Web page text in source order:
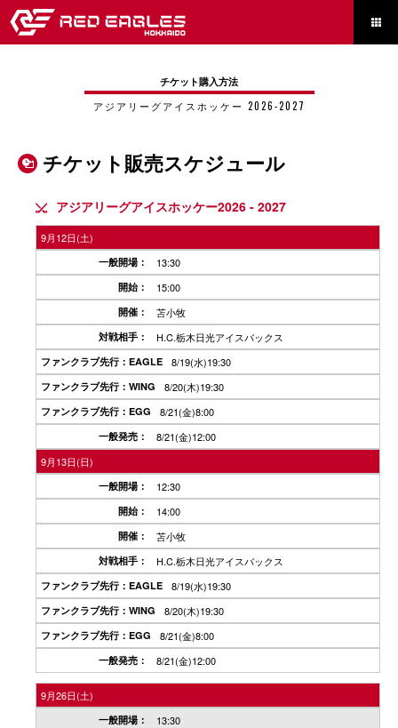

チケット購入方法
アジアリーグアイスホッケー 2026-2027
 チケット販売スケジュール
 アジアリーグアイスホッケー2026 - 2027
9月12日(土)
13:30
15:00
苫小牧
H.C.栃木日光アイスバックス
8/19(水)19:30
8/20(木)19:30
8/21(金)8:00
8/21(金)12:00
9月13日(日)
12:30
14:00
苫小牧
H.C.栃木日光アイスバックス
8/19(水)19:30
8/20(木)19:30
8/21(金)8:00
8/21(金)12:00
9月26日(土)
13:30